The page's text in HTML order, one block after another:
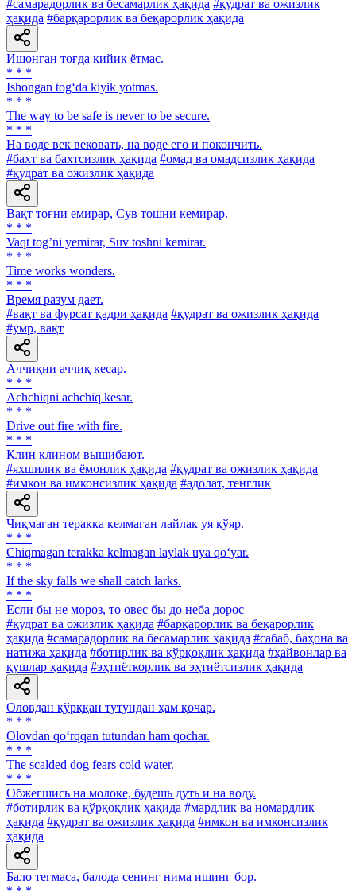
#самарадорлик ва бесамарлик ҳақида #қудрат ва ожизлик
ҳақида #барқарорлик ва беқарорлик ҳақида
Ишонган тоғда кийик ётмас.
* * *
Ishongan tog‘da kiyik yotmas.
* * *
The way to be safe is never to be secure.
* * *
Ha воде век вековать, на воде его и покончить.
#бахт ва бахтсизлик ҳақида #омад ва омадсизлик ҳақида
#қудрат ва ожизлик ҳақида
Вақт тоғни емирар, Сув тошни кемирар.
* * *
Vaqt togʼni yemirar, Suv toshni kemirar.
* * *
Time works wonders.
* * *
Время разум дает.
#вақт ва фурсат қадри ҳақида #қудрат ва ожизлик ҳақида
#умр, вақт
Аччиқни аччиқ кесар.
* * *
Achchiqni achchiq kesar.
* * *
Drive out fire with fire.
* * *
Клин клином вышибают.
#яхшилик ва ёмонлик ҳақида #қудрат ва ожизлик ҳақида
#имкон ва имконсизлик ҳақида #адолат, тенглик
Чиқмаган теракка келмаган лайлак уя қўяр.
* * *
Chiqmagan terakka kelmagan laylak uya qo‘yar.
* * *
If the sky falls we shall catch larks.
* * *
Если бы не мороз, то овес бы до неба дорос
#қудрат ва ожизлик ҳақида #барқарорлик ва беқарорлик
ҳақида #самарадорлик ва бесамарлик ҳақида #сабаб, баҳона ва
натижа ҳақида #ботирлик ва қўрқоқлик ҳақида #ҳайвонлар ва
қушлар ҳақида #эҳтиёткорлик ва эҳтиётсизлик ҳақида
Оловдан қўрққан тутундан ҳам қочар.
* * *
Olovdan qo‘rqqan tutundan ham qochar.
* * *
The scalded dog fears cold water.
* * *
Обжегшись на молоке, будешь дуть и на воду.
#ботирлик ва қўрқоқлик ҳақида #мардлик ва номардлик
ҳақида #қудрат ва ожизлик ҳақида #имкон ва имконсизлик
ҳақида
Бало тегмаса, балода сенинг нима ишинг бор.
* * *